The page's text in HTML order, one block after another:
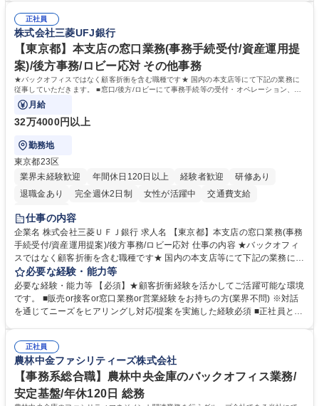
表するインフラ企業 #ポテンシャル採用
72.html ■エネルギーセキュリティの不安定化や気候変動による自然災害の
甚大化など、これまで以上に社会課題解決の重要性が高まっています。
「未来の日常」の創造に向けて持続可能な社会の実現に貢献してまいりま
す。 学歴・資格 学歴：大学院 大学 語学力： 資格：
正社員
株式会社三菱UFJ銀行
【東京都】本支店の窓口業務(事務手続受付/資産運用提
案)/後方事務/ロビー応対 その他事務
★バックオフィスではなく顧客折衝を含む職種です★ 国内の本支店等にて下記の業務に
従事していただきます。 ■窓口/後方/ロビーにて事務手続等の受付・オペレーション、お
客様対応
月給
32万4000円以上
勤務地
東京都23区
業界未経験歓迎
年間休日120日以上 経験者歓迎
研修あり
退職金あり
完全週休2日制 女性が活躍中
交通費支給
土日祝休み
仕事の内容
企業名 株式会社三菱ＵＦＪ銀行 求人名 【東京都】本支店の窓口業務(事務
手続受付/資産運用提案)/後方事務/ロビー応対 仕事の内容 ★バックオフィ
スではなく顧客折衝を含む職種です★ 国内の本支店等にて下記の業務に従
事していただきます。 ■窓口/後方/ロビーにて事務手続等の受付・オペレ
ーション、お客様対応 ■窓口にて、ご来店された個人のお客様に対して金
融商品のご提案 ■効率的な事務運用の検討・構築等 ≪業務紹介：ご応募前
に必ずご覧ください≫ ※記事 https://www.mysite.bk.mufg.jp/career/circle/
必要な経験・能力等
必要な経験・能力等 【必須】★顧客折衝経験を活かしてご活躍可能な環境
です。 ■販売or接客or窓口業務or営業経験をお持ちの方(業界不問) ※対話
を通じてニーズをヒアリングし対応/提案を実施した経験必須 ■正社員とし
るので安心して入行いただけます。 幅広いキャリアの選択肢があり、公募
や社内副業等を活用し、 一人ひとりが挑戦できるカルチャーが浸透してい
ます。 学歴・資格 学歴：大学院 大学 高専 短大 専修学校 高校 語学力：
資格：
正社員
農林中金ファシリティーズ株式会社
【事務系総合職】農林中央金庫のバックオフィス業務/
安定基盤/年休120日 総務